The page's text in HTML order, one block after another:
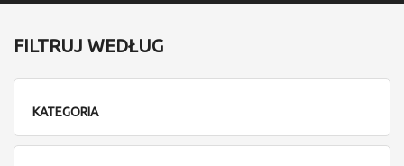
FILTRUJ WEDŁUG
KATEGORIA